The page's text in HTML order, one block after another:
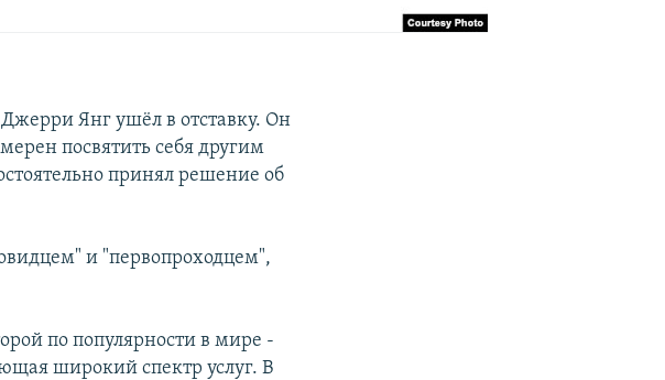
Янг ушёл в отставку. Он
посвятить себя другим
принял решение об
и "первопроходцем",
по популярности в мире -
широкий спектр услуг. В